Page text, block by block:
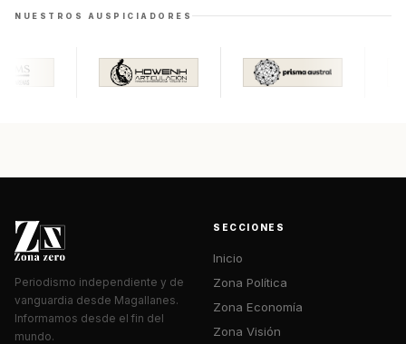
NUESTROS AUSPICIADORES
Periodismo independiente y de
vanguardia desde Magallanes.
Informamos desde el fin del
mundo.
SECCIONES
Inicio
Zona Política
Zona Economía
Zona Visión